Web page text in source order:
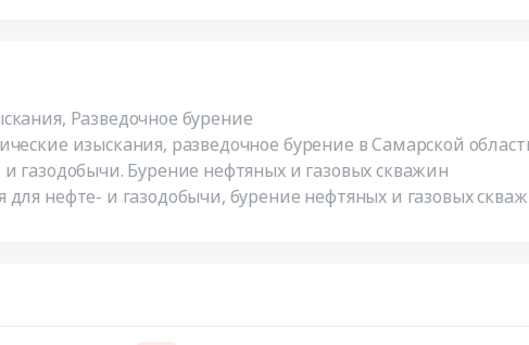
Разведочное бурение
изыскания, разведочное бурение в Самарской
газодобычи. Бурение нефтяных и газовых скважин
нефте- и газодобычи, бурение нефтяных и газовых